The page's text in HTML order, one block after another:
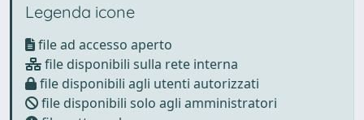
Legenda icone
file ad accesso aperto
file disponibili sulla rete interna
file disponibili agli utenti autorizzati
file disponibili solo agli amministratori